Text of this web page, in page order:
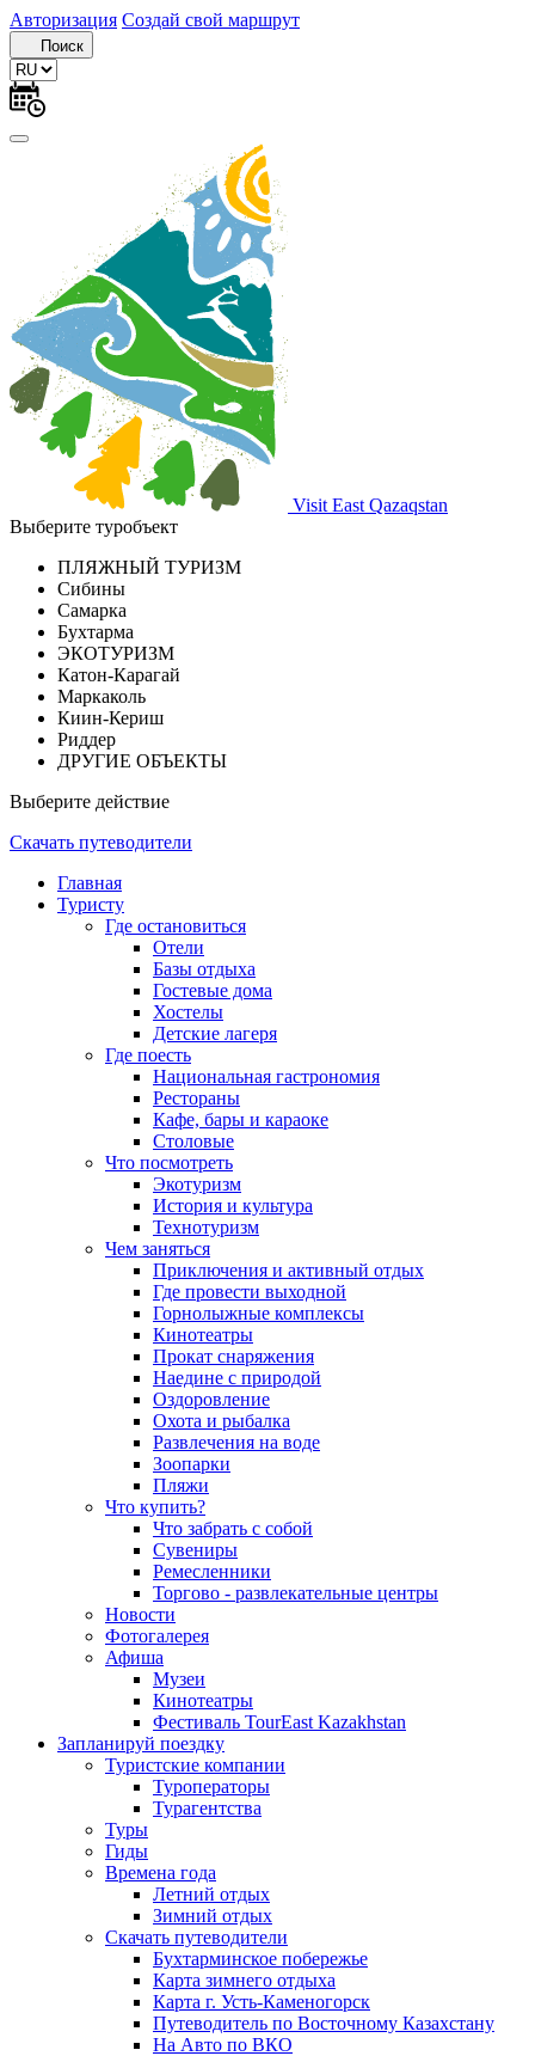
Авторизация Создай свой маршрут
Поиск
Visit East Qazaqstan
Выберите туробъект
ПЛЯЖНЫЙ ТУРИЗМ
Сибины
Самарка
Бухтарма
ЭКОТУРИЗМ
Катон-Карагай
Маркаколь
Киин-Кериш
Риддер
ДРУГИЕ ОБЪЕКТЫ
Выберите действие
Скачать путеводители
Главная
Туристу
Где остановиться
Отели
Базы отдыха
Гостевые дома
Хостелы
Детские лагеря
Где поесть
Национальная гастрономия
Рестораны
Кафе, бары и караоке
Столовые
Что посмотреть
Экотуризм
История и культура
Технотуризм
Чем заняться
Приключения и активный отдых
Где провести выходной
Горнолыжные комплексы
Кинотеатры
Прокат снаряжения
Наедине с природой
Оздоровление
Охота и рыбалка
Развлечения на воде
Зоопарки
Пляжи
Что купить?
Что забрать с собой
Сувениры
Ремесленники
Торгово - развлекательные центры
Новости
Фотогалерея
Афиша
Музеи
Кинотеатры
Фестиваль TourEast Kazakhstan
Запланируй поездку
Туристские компании
Туроператоры
Турагентства
Туры
Гиды
Времена года
Летний отдых
Зимний отдых
Скачать путеводители
Бухтарминское побережье
Карта зимнего отдыха
Карта г. Усть-Каменогорск
Путеводитель по Восточному Казахстану
На Авто по ВКО